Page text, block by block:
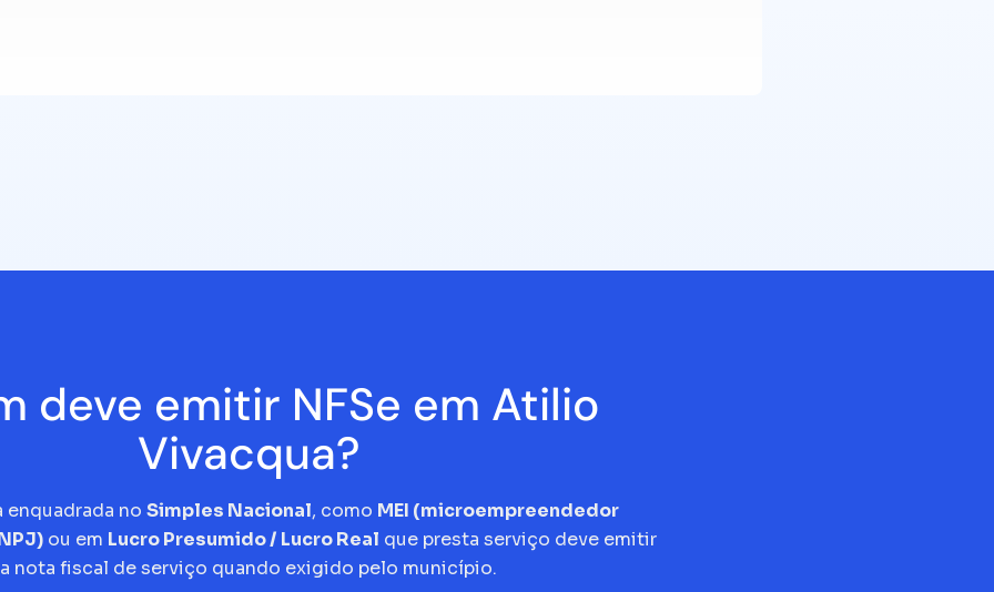
deve emitir NFSe em Atilio
Vivacqua?
enquadrada no Simples Nacional, como MEI (microempreendedor
ou em Lucro Presumido / Lucro Real que presta serviço deve emitir
a nota fiscal de serviço quando exigido pelo município.